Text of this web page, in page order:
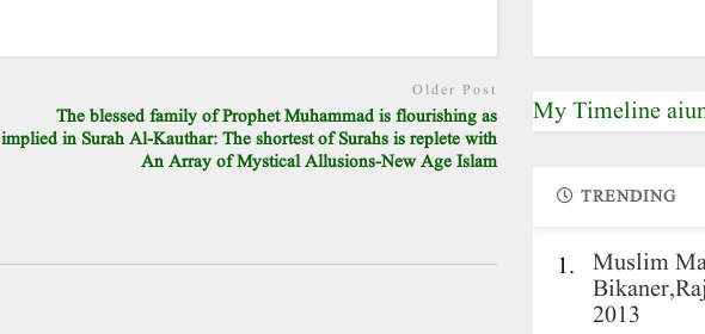
Older Post
The blessed family of Prophet Muhammad is flourishing as
implied in Surah Al-Kauthar: The shortest of Surahs is replete with
An Array of Mystical Allusions-New Age Islam
My Timeline
TRENDING
1. Muslim
2013